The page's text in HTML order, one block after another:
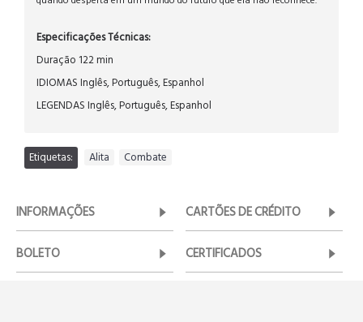
Especificações Técnicas:
Duração 122 min
IDIOMAS Inglês, Português, Espanhol
LEGENDAS Inglês, Português, Espanhol
Etiquetas: Alita Combate
INFORMAÇÕES CARTÕES DE CRÉDITO
BOLETO CERTIFICADOS